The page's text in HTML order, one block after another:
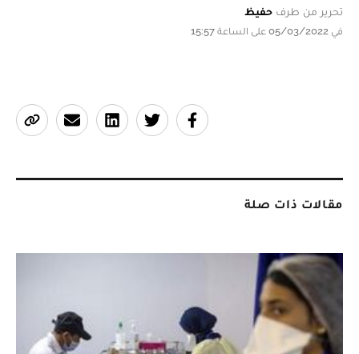
تحرير من طرف حفيظ
في 05/03/2022 على الساعة 15:57
مقالات ذات صلة